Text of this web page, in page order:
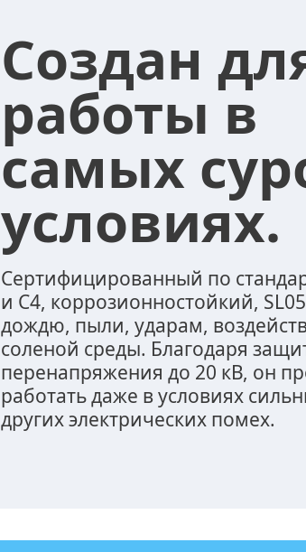
Создан
работы в
самых
условиях.
Сертифицированный по
и C4, коррозионностойкий,
дождю, пыли, ударам,
соленой среды. Благодаря
перенапряжения до 20 кВ, он
работать даже в условиях
других электрических помех.